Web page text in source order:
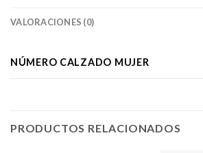
VALORACIONES (0)
NÚMERO CALZADO MUJER
PRODUCTOS RELACIONADOS